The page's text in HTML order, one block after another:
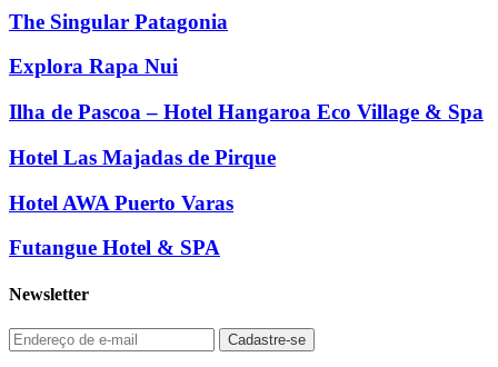
The Singular Patagonia
Explora Rapa Nui
Ilha de Pascoa – Hotel Hangaroa Eco Village & Spa
Hotel Las Majadas de Pirque
Hotel AWA Puerto Varas
Futangue Hotel & SPA
Newsletter